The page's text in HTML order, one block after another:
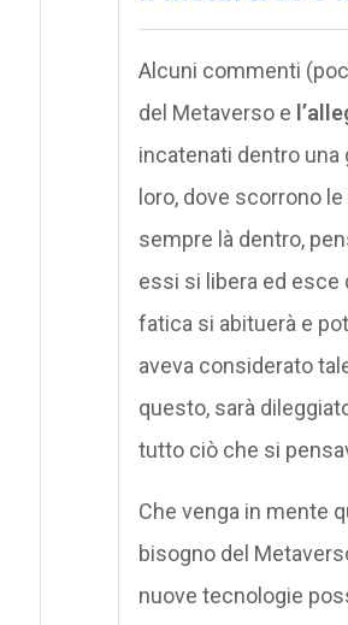
Alcuni commenti
del Metaverso e
incatenati dentro una
loro, dove scorrono
sempre là dentro,
essi si libera ed esce
fatica si abituerà e
aveva considerato
questo, sarà
tutto ciò che si
Che venga in mente
bisogno del
nuove tecnologie